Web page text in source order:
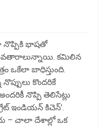
నొప్పికి భాషతో
అవతారాలున్నాయి. కమిలిన
ఒకేలా బాధిస్తుంది.
కొందరికే
నొప్పి తెలిసేట్లు
ఇండియన్ కిచెన్’.
– చాలా దేశాల్లో ఒక